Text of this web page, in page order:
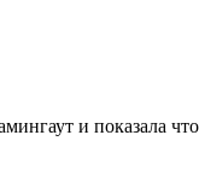
и показала